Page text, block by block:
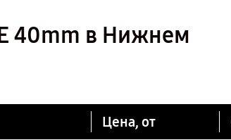
40mm в Нижнем
Цена, от